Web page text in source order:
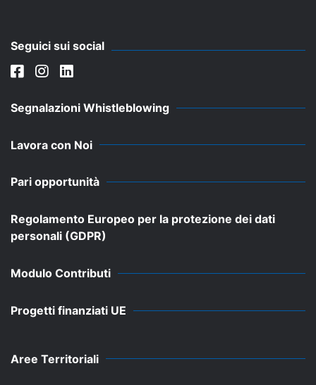
Seguici sui social
Segnalazioni Whistleblowing
Lavora con Noi
Pari opportunità
Regolamento Europeo per la protezione dei dati
personali (GDPR)
Modulo Contributi
Progetti finanziati UE
Aree Territoriali